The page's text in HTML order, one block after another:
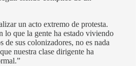
un acto extremo de protesta.
lo que la gente ha estado viviendo
de sus colonizadores, no es nada
nuestra clase dirigente ha